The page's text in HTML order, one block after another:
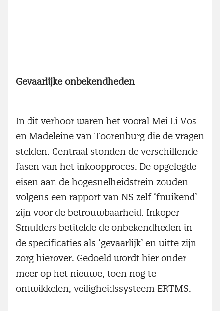
Gevaarlijke onbekendheden
In dit verhoor waren het vooral Mei Li Vos
en Madeleine van Toorenburg die de vragen
stelden. Centraal stonden de verschillende
fasen van het inkoopproces. De opgelegde
eisen aan de hogesnelheidstrein zouden
volgens een rapport van NS zelf ‘fnuikend’
zijn voor de betrouwbaarheid. Inkoper
Smulders betitelde de onbekendheden in
de specificaties als ‘gevaarlijk’ en uitte zijn
zorg hierover. Gedoeld wordt hier onder
meer op het nieuwe, toen nog te
ontwikkelen, veiligheidssysteem ERTMS.